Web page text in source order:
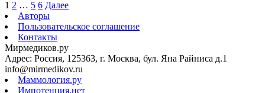
1 2 … 5 6 Далее
Авторы
Пользовательское соглашение
Контакты
Мирмедиков.ру
Адрес: Россия, 125363, г. Москва, бул. Яна Райниса д.1
info@mirmedikov.ru
Маммология.ру
Импотенция.нет